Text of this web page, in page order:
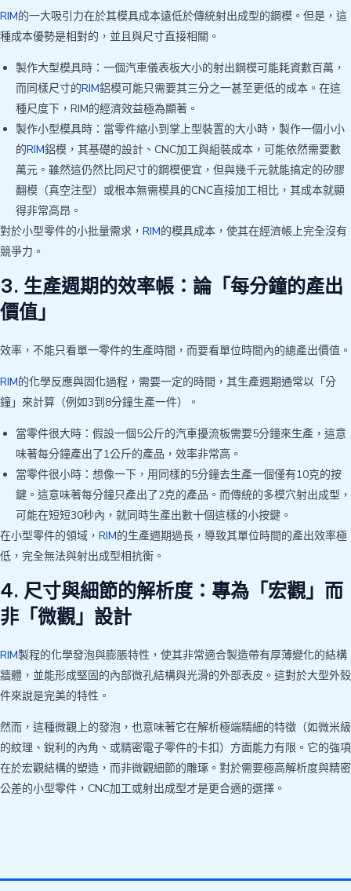
RIM的一大吸引力在於其模具成本遠低於傳統射出成型的鋼模。但是，這
種成本優勢是相對的，並且與尺寸直接相關。
製作大型模具時：一個汽車儀表板大小的射出鋼模可能耗資數百萬，
而同樣尺寸的RIM鋁模可能只需要其三分之一甚至更低的成本。在這
種尺度下，RIM的經濟效益極為顯著。
製作小型模具時：當零件縮小到掌上型裝置的大小時，製作一個小小
的RIM鋁模，其基礎的設計、CNC加工與組裝成本，可能依然需要數
萬元。雖然這仍然比同尺寸的鋼模便宜，但與幾千元就能搞定的矽膠
翻模（真空注型）或根本無需模具的CNC直接加工相比，其成本就顯
得非常高昂。
對於小型零件的小批量需求， RIM的模具成本，使其在經濟帳上完全沒有
競爭力。
3. 生產週期的效率帳：論「每分鐘的產出
價值」
效率，不能只看單一零件的生產時間，而要看單位時間內的總產出價值。
RIM的化學反應與固化過程，需要一定的時間，其生產週期通常以「分
鐘」來計算（例如3到8分鐘生產一件）。
當零件很大時：假設一個5公斤的汽車擾流板需要5分鐘來生產，這意
味著每分鐘產出了1公斤的產品，效率非常高。
當零件很小時：想像一下，用同樣的5分鐘去生產一個僅有10克的按
鍵。這意味著每分鐘只產出了2克的產品。而傳統的多模穴射出成型，
可能在短短30秒內，就同時生產出數十個這樣的小按鍵。
在小型零件的領域， RIM的生產週期過長，導致其單位時間的產出效率極
低，完全無法與射出成型相抗衡。
4. 尺寸與細節的解析度：專為「宏觀」而
非「微觀」設計
RIM製程的化學發泡與膨脹特性，使其非常適合製造帶有厚薄變化的結構
牆體，並能形成堅固的內部微孔結構與光滑的外部表皮。這對於大型外殼
件來說是完美的特性。
然而，這種微觀上的發泡，也意味著它在解析極端精細的特徵（如微米級
的紋理、銳利的內角、或精密電子零件的卡扣）方面能力有限。它的強項
在於宏觀結構的塑造，而非微觀細節的雕琢。對於需要極高解析度與精密
公差的小型零件，CNC加工或射出成型才是更合適的選擇。